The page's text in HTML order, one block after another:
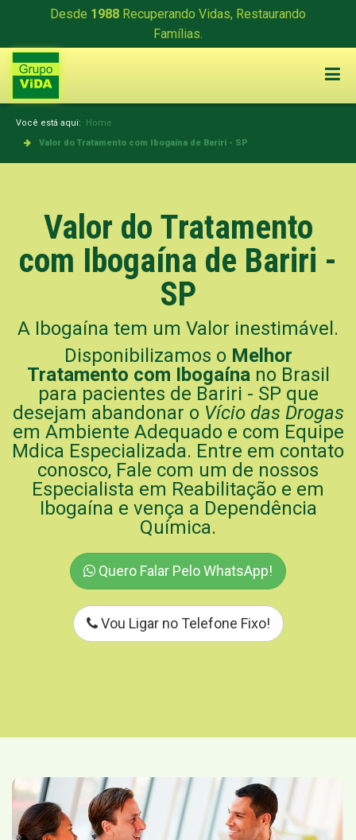
Desde 1988 Recuperando Vidas, Restaurando
Famílias.
Você está aqui: Home
Valor do Tratamento com Ibogaína de Bariri - SP
Valor do Tratamento
com Ibogaína de Bariri -
SP
A Ibogaína tem um Valor inestimável.
Disponibilizamos o Melhor
Tratamento com Ibogaínano Brasil
para pacientes de Bariri - SP que
desejam abandonar o Vício das Drogas
em Ambiente Adequado e com Equipe
Mdica Especializada. Entre em contato
conosco, Fale com um de nossos
Especialista em Reabilitação e em
Ibogaína e vença a Dependência
Química.
Quero Falar Pelo WhatsApp!
Vou Ligar no Telefone Fixo!